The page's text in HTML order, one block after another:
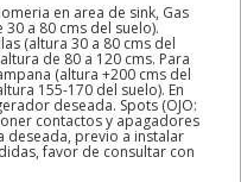
en area de sink, Gas
a 80 cms del suelo).
(altura 30 a 80 cms del
de 80 a 120 cms. Para
(altura +200 cms del
155-170 del suelo). En
deseada. Spots (OJO:
contactos y apagadores
deseada, previo a instalar
favor de consultar con